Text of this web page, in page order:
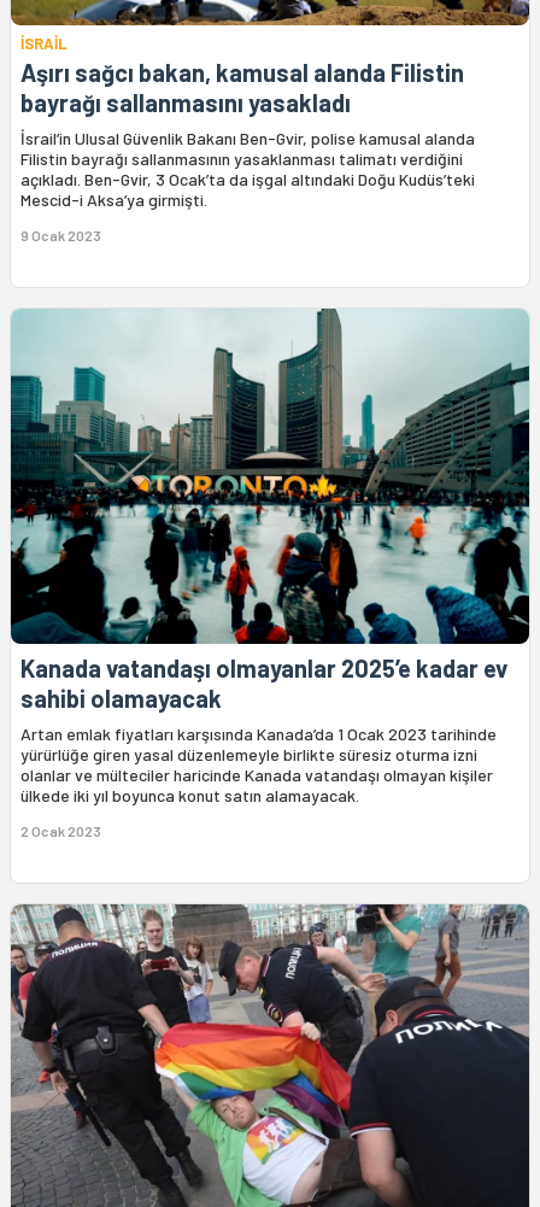
İSRAİL
Aşırı sağcı bakan, kamusal alanda Filistin
bayrağı sallanmasını yasakladı
İsrail’in Ulusal Güvenlik Bakanı Ben-Gvir, polise kamusal alanda
Filistin bayrağı sallanmasının yasaklanması talimatı verdiğini
açıkladı. Ben-Gvir, 3 Ocak’ta da işgal altındaki Doğu Kudüs’teki
Mescid-i Aksa’ya girmişti.
9 Ocak 2023
Kanada vatandaşı olmayanlar 2025’e kadar ev
sahibi olamayacak
Artan emlak fiyatları karşısında Kanada’da 1 Ocak 2023 tarihinde
yürürlüğe giren yasal düzenlemeyle birlikte süresiz oturma izni
olanlar ve mülteciler haricinde Kanada vatandaşı olmayan kişiler
ülkede iki yıl boyunca konut satın alamayacak.
2 Ocak 2023